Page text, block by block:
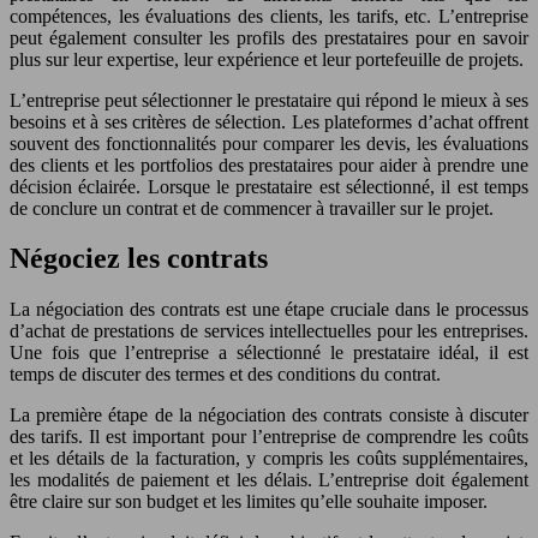
compétences, les évaluations des clients, les tarifs, etc. L’entreprise
peut également consulter les profils des prestataires pour en savoir
plus sur leur expertise, leur expérience et leur portefeuille de projets.
L’entreprise peut sélectionner le prestataire qui répond le mieux à ses
besoins et à ses critères de sélection. Les plateformes d’achat offrent
souvent des fonctionnalités pour comparer les devis, les évaluations
des clients et les portfolios des prestataires pour aider à prendre une
décision éclairée. Lorsque le prestataire est sélectionné, il est temps
de conclure un contrat et de commencer à travailler sur le projet.
Négociez les contrats
La négociation des contrats est une étape cruciale dans le processus
d’achat de prestations de services intellectuelles pour les entreprises.
Une fois que l’entreprise a sélectionné le prestataire idéal, il est
temps de discuter des termes et des conditions du contrat.
La première étape de la négociation des contrats consiste à discuter
des tarifs. Il est important pour l’entreprise de comprendre les coûts
et les détails de la facturation, y compris les coûts supplémentaires,
les modalités de paiement et les délais. L’entreprise doit également
être claire sur son budget et les limites qu’elle souhaite imposer.